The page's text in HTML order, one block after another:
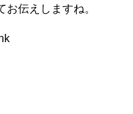
伝えしますね。